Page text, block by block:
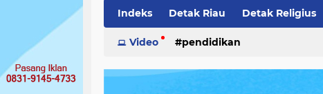
Indeks Detak Riau Detak Religius
Pendidikan Detak Opini
Publikasi Ilmiah Siak Detak Nasion
Video pendidikan